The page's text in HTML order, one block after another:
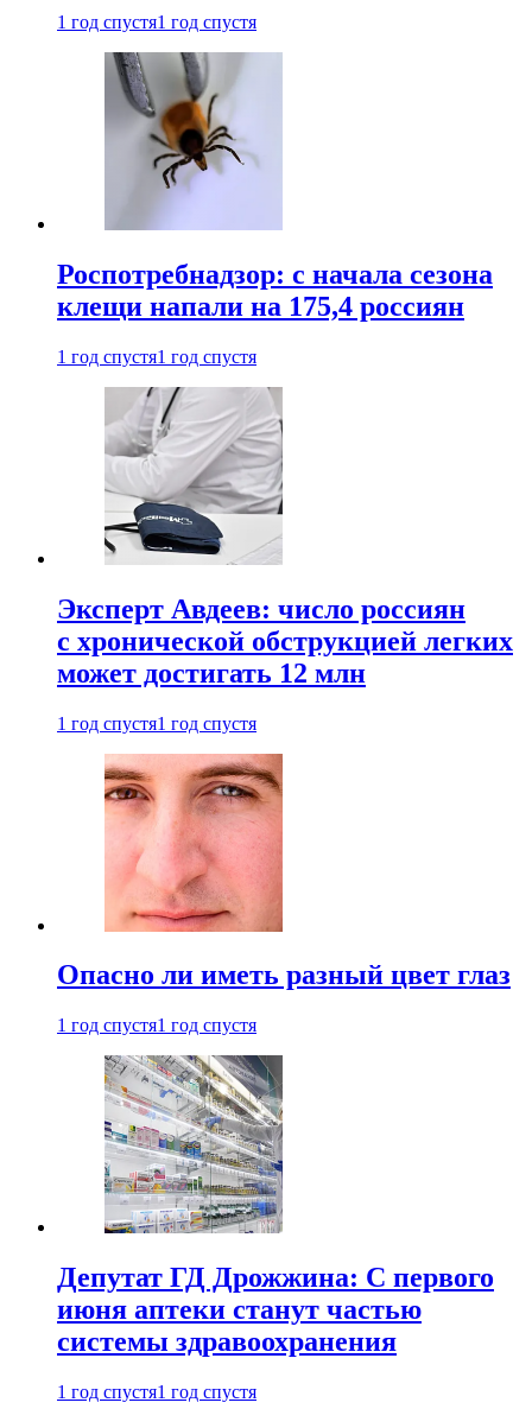
1 год спустя1 год спустя
Роспотребнадзор: с начала сезона
клещи напали на 175,4 россиян
1 год спустя1 год спустя
Эксперт Авдеев: число россиян
с хронической обструкцией легких
может достигать 12 млн
1 год спустя1 год спустя
Опасно ли иметь разный цвет глаз
1 год спустя1 год спустя
Депутат ГД Дрожжина: С первого
июня аптеки станут частью
системы здравоохранения
1 год спустя1 год спустя